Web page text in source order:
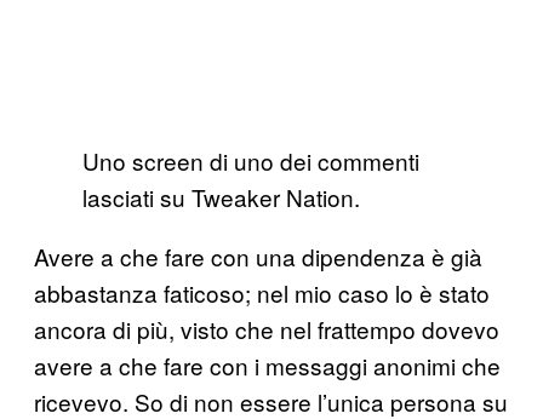
Uno screen di uno dei commenti
lasciati su Tweaker Nation.
Avere a che fare con una dipendenza è già
abbastanza faticoso; nel mio caso lo è stato
ancora di più, visto che nel frattempo dovevo
avere a che fare con i messaggi anonimi che
ricevevo. So di non essere l’unica persona su